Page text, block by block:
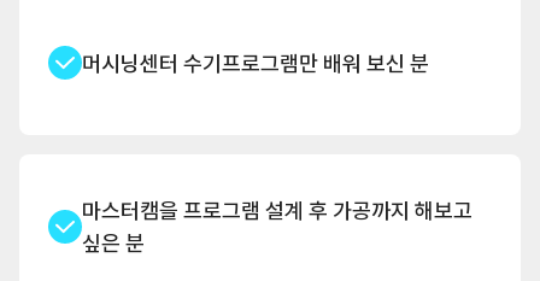
머시닝센터 수기프로그램만 배워 보신 분
마스터캠을 프로그램 설계 후 가공까지 해보고
싶은 분